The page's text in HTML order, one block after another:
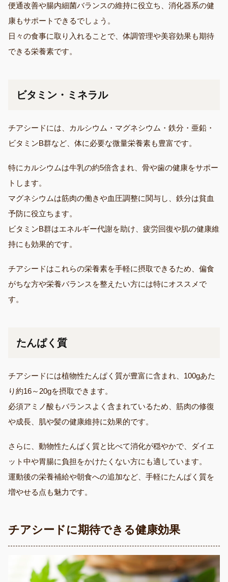
便通改善や腸内細菌バランスの維持に役立ち、消化器系の健
康もサポートできるでしょう。
日々の食事に取り入れることで、体調管理や美容効果も期待
できる栄養素です。
ビタミン・ミネラル
チアシードには、カルシウム・マグネシウム・鉄分・亜鉛・
ビタミンB群など、体に必要な微量栄養素も豊富です。
特にカルシウムは牛乳の約5倍含まれ、骨や歯の健康をサポー
トします。
マグネシウムは筋肉の働きや血圧調整に関与し、鉄分は貧血
予防に役立ちます。
ビタミンB群はエネルギー代謝を助け、疲労回復や肌の健康維
持にも効果的です。
チアシードはこれらの栄養素を手軽に摂取できるため、偏食
がちな方や栄養バランスを整えたい方には特にオススメで
す。
たんぱく質
チアシードには植物性たんぱく質が豊富に含まれ、100gあた
り約16～20gを摂取できます。
必須アミノ酸もバランスよく含まれているため、筋肉の修復
や成長、肌や髪の健康維持に効果的です。
さらに、動物性たんぱく質と比べて消化が穏やかで、ダイエ
ット中や胃腸に負担をかけたくない方にも適しています。
運動後の栄養補給や朝食への追加など、手軽にたんぱく質を
増やせる点も魅力です。
チアシードに期待できる健康効果